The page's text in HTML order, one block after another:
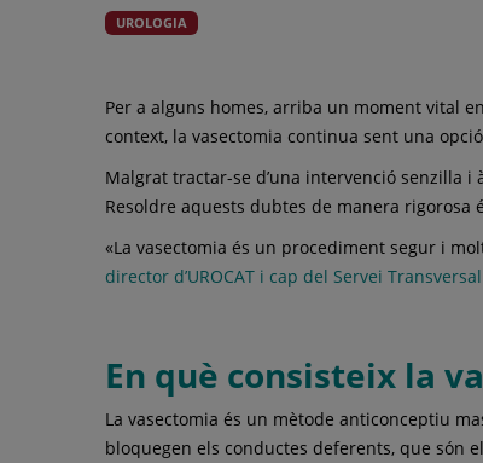
UROLOGIA
Per a alguns homes, arriba un moment vital
context, la vasectomia continua sent una
Malgrat tractar-se d’una intervenció senzilla
Resoldre aquests dubtes de manera
«La vasectomia és un procediment segur i
director d’UROCAT i cap del Servei
En què consisteix la
La vasectomia és un mètode anticonceptiu
bloquegen els conductes deferents, que són